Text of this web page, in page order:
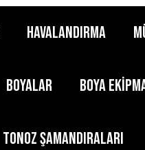
HAVALANDIRMA
BOYALAR BOYA
TONOZ ŞAMANDIRALARI